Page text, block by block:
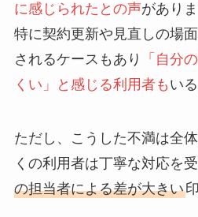
に感じられたとの声がありま
特に契約更新や見直しの場
されるケースもあり
「自分
くい」と感じる利用者も い
ただし、こうした不満は全
くの利用者は丁寧な対応を
の担当者による差が大きい